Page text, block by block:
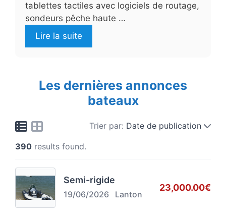
tablettes tactiles avec logiciels de routage,
sondeurs pêche haute …
Lire la suite
Les dernières annonces
bateaux
Trier par: Date de publication
390 results found.
Semi-rigide
19/06/2026 Lanton
23,000.00€